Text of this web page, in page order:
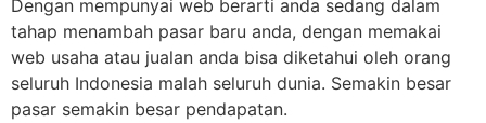
Dengan mempunyai web berarti anda sedang dalam
tahap menambah pasar baru anda, dengan memakai
web usaha atau jualan anda bisa diketahui oleh orang
seluruh Indonesia malah seluruh dunia. Semakin besar
pasar semakin besar pendapatan.